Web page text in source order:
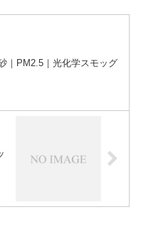
｜PM2.5｜光化学スモッグ